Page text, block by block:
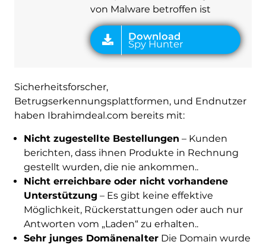
von Malware betroffen ist
Sicherheitsforscher,
Betrugserkennungsplattformen, und Endnutzer
haben Ibrahimdeal.com bereits mit:
Nicht zugestellte Bestellungen – Kunden
berichten, dass ihnen Produkte in Rechnung
gestellt wurden, die nie ankommen..
Nicht erreichbare oder nicht vorhandene
Unterstützung – Es gibt keine effektive
Möglichkeit, Rückerstattungen oder auch nur
Antworten vom „Laden“ zu erhalten..
Sehr junges DomänenalterDie Domain wurde